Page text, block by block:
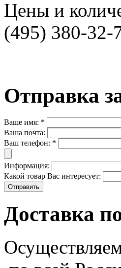
Цены и
(495) 380-32-
Отправка
Ваше имя: *
Ваша почта:
Ваш телефон: *
Информация:
Какой товар Вас интересует:
Доставка